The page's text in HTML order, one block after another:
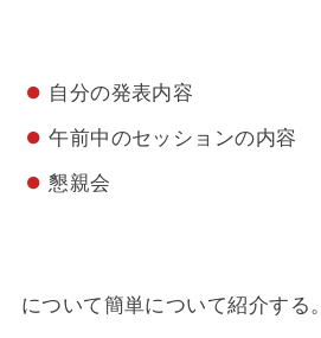
自分の発表内容
午前中のセッションの内容
懇親会
について簡単について紹介する。